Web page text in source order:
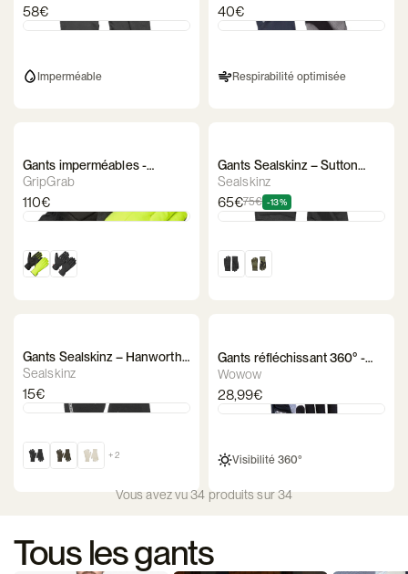
58€
Imperméable
40€
Respirabilité optimisée
Gants imperméables -
GripGrab Polaris 2
GripGrab
110€
Gants Sealskinz – Sutton
Waterproof
Sealskinz
65€75€ -13%
Gants Sealskinz – Hanworth
Solo Merino
Sealskinz
15€
+ 2
Gants réfléchissant 360° -
Wowow Gloves 2.0
Wowow
28,99€
Visibilité 360°
Vous avez vu 34 produits sur 34
Tous les gants